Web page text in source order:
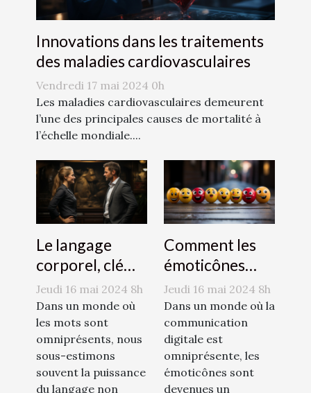
Innovations dans les traitements
des maladies cardiovasculaires
Vendredi 17 mai 2024 0h
Les maladies cardiovasculaires demeurent
l’une des principales causes de mortalité à
l’échelle mondiale....
Le langage
corporel, clé
d'une
communication
efficace
Jeudi 16 mai 2024 8h
Dans un monde où
les mots sont
omniprésents, nous
sous-estimons
souvent la puissance
du langage non
Comment les
émoticônes
révolutionnent
la
communication
Jeudi 16 mai 2024 8h
Dans un monde où la
communication
digitale est
omniprésente, les
émoticônes sont
devenues un